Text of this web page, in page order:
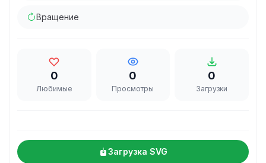
Вращение
0
Любимые
0
Просмотры
0
Загрузки
Загрузка SVG